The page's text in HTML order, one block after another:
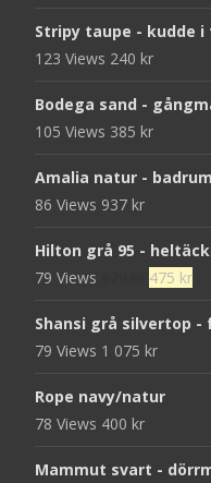
Stripy taupe - kudde i
123 Views 240 kr
Bodega sand -
105 Views 385 kr
Amalia natur -
86 Views 937 kr
Hilton grå 95 -
79 Views
Det
priset
var:
475 krDet
Shansi grå silvertop -
79 Views 1 075 kr
Rope navy/natur
78 Views 400 kr
Mammut svart -